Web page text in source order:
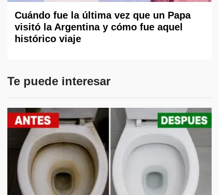
Cuándo fue la última vez que un Papa
visitó la Argentina y cómo fue aquel
histórico viaje
Te puede interesar